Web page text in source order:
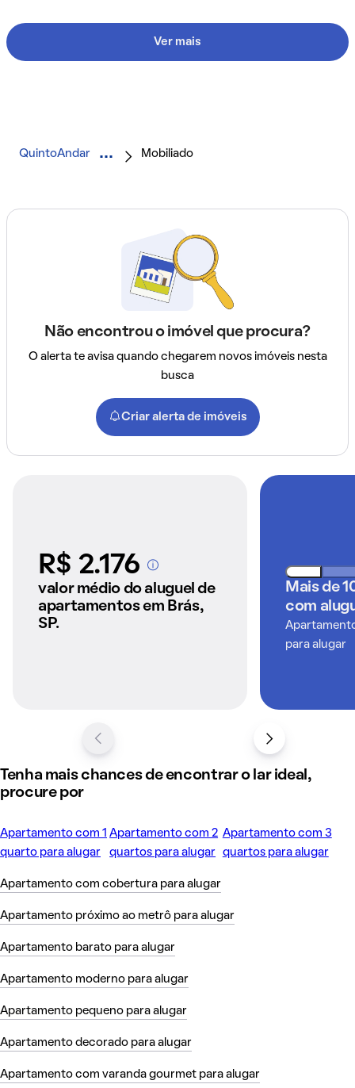
Ver mais
QuintoAndar Mobiliado
Não encontrou o imóvel que procura?
O alerta te avisa quando chegarem novos imóveis nesta
busca
Criar alerta de imóveis
R$ 2.176A partir dos imóveis
anunciados pelo
QuintoAndar
valor médio do aluguel de
apartamentos em Brás,
SP.
Mais de
com
para alugar
Tenha mais chances de encontrar o lar ideal,
procure por
Apartamento com 1
quarto para alugar
Apartamento com 2
quartos para alugar
Apartamento com 3
quartos para alugar
Apartamento com cobertura para alugar
Apartamento próximo ao metrô para alugar
Apartamento barato para alugar
Apartamento moderno para alugar
Apartamento pequeno para alugar
Apartamento decorado para alugar
Apartamento com varanda gourmet para alugar